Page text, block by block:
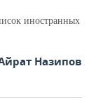
иностранных
Назипов